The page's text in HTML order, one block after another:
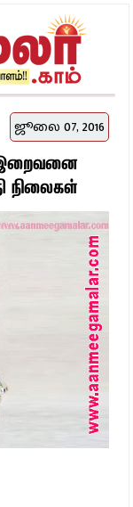
ஜூலை 07, 2016
இறைவனை
நிலைகள்